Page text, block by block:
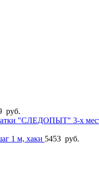
руб.
"СЛЕДОПЫТ" 3-х
1 м, хаки 5453 руб.